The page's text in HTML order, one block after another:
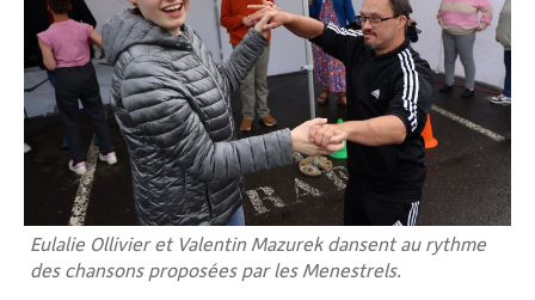
Eulalie Ollivier et Valentin Mazurek dansent au rythme
des chansons proposées par les Menestrels.